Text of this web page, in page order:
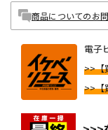
商品についてのお
電子
>>【
>>【